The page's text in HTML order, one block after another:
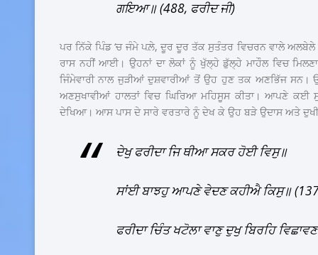
ਗਇਆ॥ (488, ਫਰੀਦ ਜੀ)
ਪਰ ਨਿੱਕੇ ਪਿੰਡ ‘ਚ ਜੰਮੇ ਪਲ਼ੇ, ਦੂਰ ਦੂਰ ਤੱਕ ਸੁਤੰਤਰ ਵਿਚਰਨ ਵਾਲੇ ਅਲਬੇਲੇ
ਰਾਸ ਨਹੀਂ ਆਈ। ਉਹਨਾਂ ਦਾ ਲੋਕਾਂ ਨੂੰ ਖੁੱਲ੍ਹੇ ਡੁੱਲ੍ਹੇ ਮਾਹੌਲ ਵਿਚ
ਜਿੰਮੇਵਾਰੀ ਨਾਲ ਜੁੜੀਆਂ ਦੁਸ਼ਵਾਰੀਆਂ ਤੋਂ ਉਹ ਹੁਣ ਤਕ ਅਣਭਿੱਜ
ਅਣਸੁਖਾਵੀਆਂ ਹਾਲਤਾਂ ਵਿਚ ਘਿਰਿਆ ਮਹਿਸੂਸ ਕੀਤਾ। ਆਪਣੇ
ਦੇਖਿਆ। ਆਸ ਪਾਸ ਦੇ ਸਾਰੇ ਵਰਤਾਰੇ ਨੂੰ ਦੇਖ ਕੇ ਉਹ ਬੜੇ ਉਦਾਸ ਅਤੇ
ਦੇਖੁ ਫਰੀਦਾ ਜਿ ਥੀਆ ਸਕਰ ਹੋਈ ਵਿਸੁ॥
ਸਾਂਈ ਬਾਝਹੁ ਆਪਣੇ ਵੇਦਣ ਕਹੀਐ ਕਿਸੁ॥
ਫਰੀਦਾ ਚਿੰਤ ਖਟੋਲਾ ਵਾਣੁ ਦੁਖੁ ਬਿਰਹਿ